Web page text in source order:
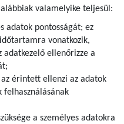
valamelyike teljesül:
adatok pontosságát; ez
vonatkozik,
adatkezelő ellenőrizze a
érintett ellenzi az adatok
a személyes adatokra